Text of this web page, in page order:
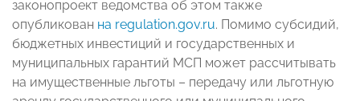
законопроект ведомства об этом также
опубликован на regulation.gov.ru. Помимо субсидий,
бюджетных инвестиций и государственных и
муниципальных гарантий МСП может рассчитывать
на имущественные льготы – передачу или льготную